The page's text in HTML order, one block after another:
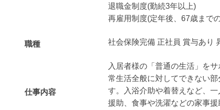
退職金制度(勤続3年以上)
再雇用制度(定年後、67歳まで
職種 社会保険完備 正社員 賞与あり
仕事内容
入居者様の「普通の生活」を
常生活全般に対してできない
す。入浴介助や着替えなど、
援助、食事や洗濯などの家事